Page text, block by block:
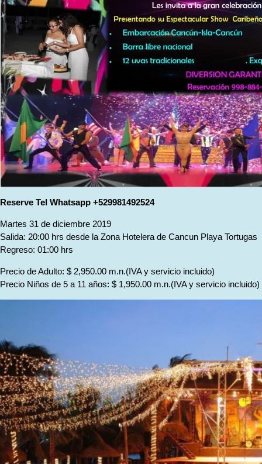
Reserve Tel Whatsapp +529981492524
Martes 31 de diciembre 2019
Salida: 20:00 hrs desde la Zona Hotelera de Cancun Playa Tortugas
Regreso: 01:00 hrs
Precio de Adulto: $ 2,950.00 m.n.(IVA y servicio incluido)
Precio Niños de 5 a 11 años: $ 1,950.00 m.n.(IVA y servicio incluido)